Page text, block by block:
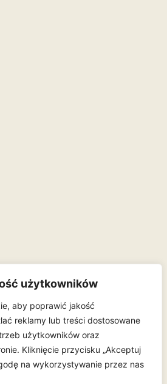
użytkowników
aby poprawić jakość
reklamy lub treści dostosowane
użytkowników oraz
Kliknięcie przycisku „Akceptuj
na wykorzystywanie przez nas